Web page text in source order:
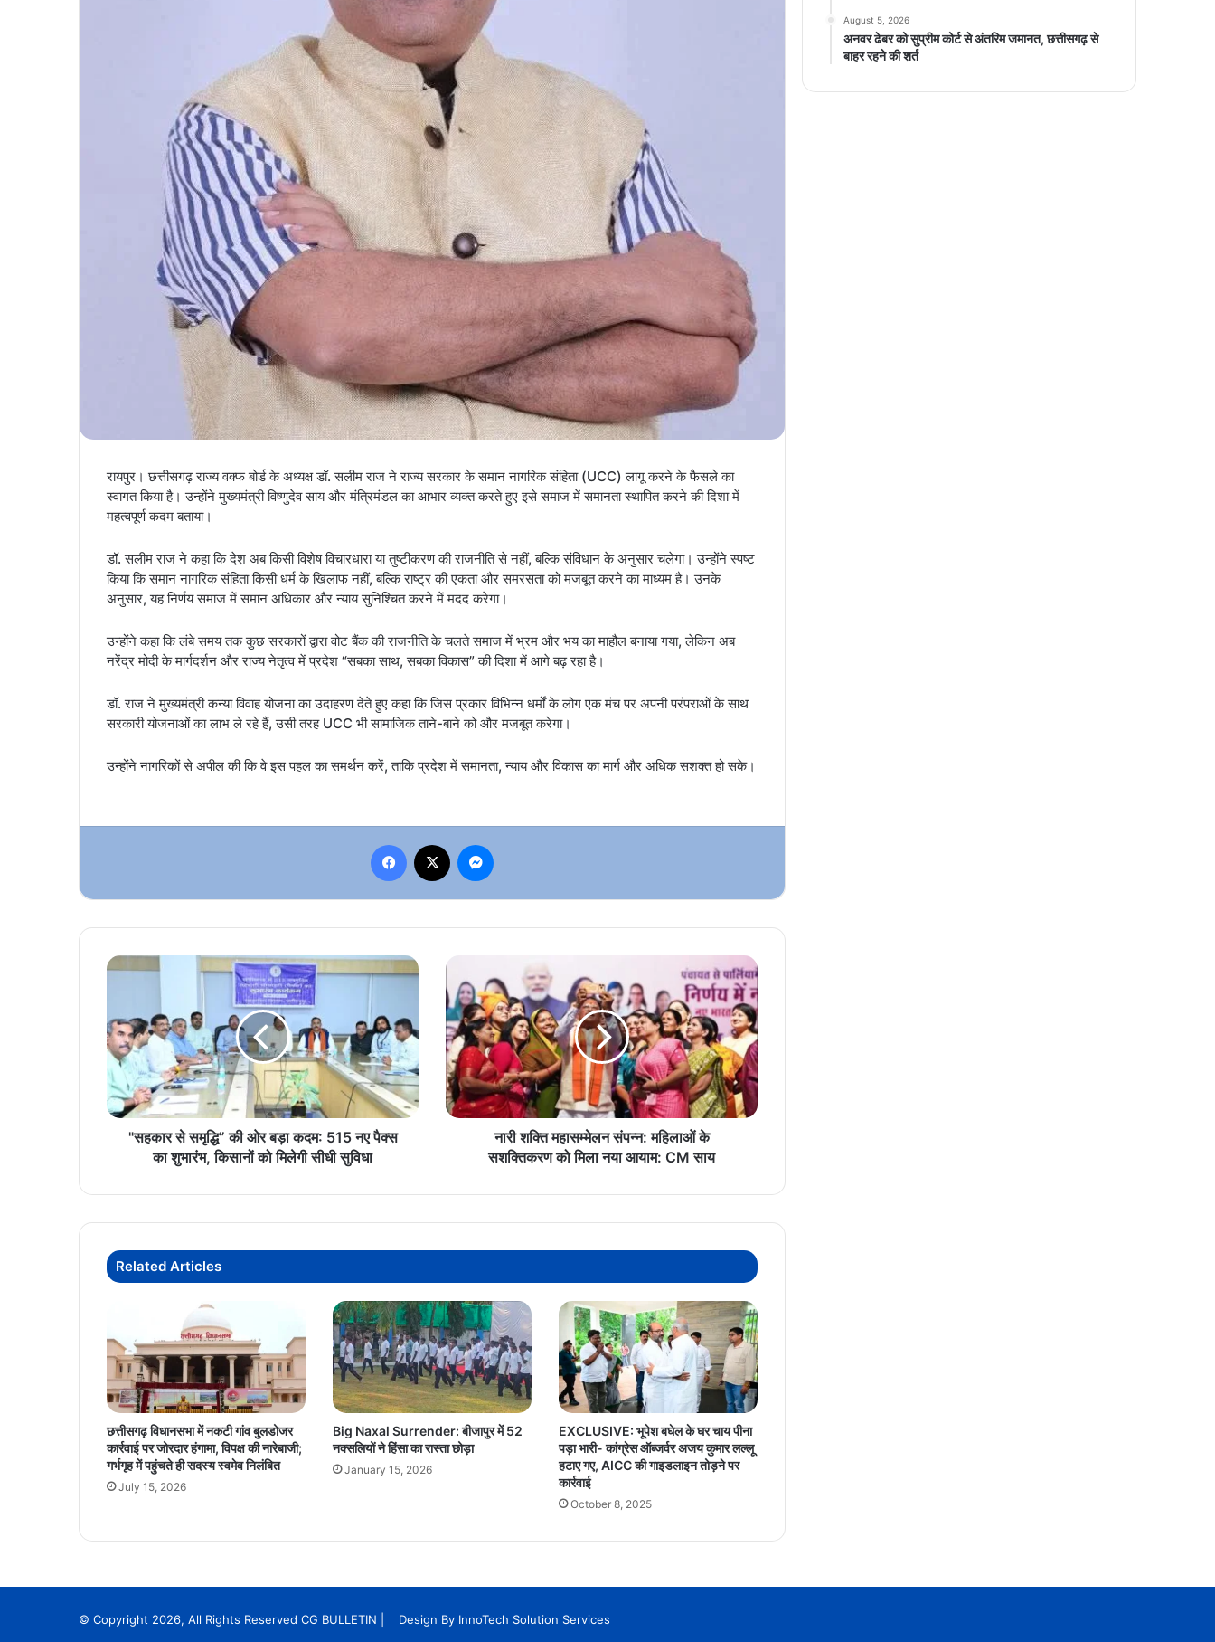
रायपुर। छत्तीसगढ़ राज्य वक्फ बोर्ड के अध्यक्ष डॉ. सलीम राज ने राज्य सरकार के समान नागरिक संहिता (UCC) लागू करने के फैसले का
स्वागत किया है। उन्होंने मुख्यमंत्री विष्णुदेव साय और मंत्रिमंडल का आभार व्यक्त करते हुए इसे समाज में समानता स्थापित करने की दिशा में
महत्वपूर्ण कदम बताया।
डॉ. सलीम राज ने कहा कि देश अब किसी विशेष विचारधारा या तुष्टीकरण की राजनीति से नहीं, बल्कि संविधान के अनुसार चलेगा। उन्होंने स्पष्ट
किया कि समान नागरिक संहिता किसी धर्म के खिलाफ नहीं, बल्कि राष्ट्र की एकता और समरसता को मजबूत करने का माध्यम है। उनके
अनुसार, यह निर्णय समाज में समान अधिकार और न्याय सुनिश्चित करने में मदद करेगा।
उन्होंने कहा कि लंबे समय तक कुछ सरकारों द्वारा वोट बैंक की राजनीति के चलते समाज में भ्रम और भय का माहौल बनाया गया, लेकिन अब
नरेंद्र मोदी के मार्गदर्शन और राज्य नेतृत्व में प्रदेश “सबका साथ, सबका विकास” की दिशा में आगे बढ़ रहा है।
डॉ. राज ने मुख्यमंत्री कन्या विवाह योजना का उदाहरण देते हुए कहा कि जिस प्रकार विभिन्न धर्मों के लोग एक मंच पर अपनी परंपराओं के साथ
सरकारी योजनाओं का लाभ ले रहे हैं, उसी तरह UCC भी सामाजिक ताने-बाने को और मजबूत करेगा।
उन्होंने नागरिकों से अपील की कि वे इस पहल का समर्थन करें, ताकि प्रदेश में समानता, न्याय और विकास का मार्ग और अधिक सशक्त हो सके।
Facebook
"सहकार
की
ओर
बड़ा
कदम:
515
नए
किसानों
सीधी
सुविधा
"सहकार से समृद्धि” की ओर बड़ा कदम: 515 नए पैक्स
का शुभारंभ, किसानों को मिलेगी सीधी सुविधा
नारी
शक्ति
महासम्मेलन
संपन्न:
महिलाओं
के
सशक्तिकरण
को
मिला
साय
नारी शक्ति महासम्मेलन संपन्न: महिलाओं के
सशक्तिकरण को मिला नया आयाम: CM साय
Related Articles
छत्तीसगढ़ विधानसभा में नकटी गांव बुलडोजर
कार्रवाई पर जोरदार हंगामा, विपक्ष की नारेबाजी;
गर्भगृह में पहुंचते ही सदस्य स्वमेव निलंबित
July 15, 2026
Big Naxal Surrender: बीजापुर में 52
नक्सलियों ने हिंसा का रास्ता छोड़ा
January 15, 2026
EXCLUSIVE: भूपेश बघेल के घर चाय पीना
पड़ा भारी- कांग्रेस ऑब्जर्वर अजय कुमार लल्लू
हटाए गए, AICC की गाइडलाइन तोड़ने पर
कार्रवाई
October 8, 2025
August 5, 2026
अनवर ढेबर को सुप्रीम कोर्ट से अंतरिम जमानत, छत्तीसगढ़ से
बाहर रहने की शर्त
© Copyright 2026, All Rights Reserved CG BULLETIN | Design By InnoTech Solution Services